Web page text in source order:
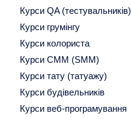
Курси QA (тестувальників)
Курси грумінгу
Курси колориста
Курси СММ (SMM)
Курси тату (татуажу)
Курси будівельників
Курси веб-програмування